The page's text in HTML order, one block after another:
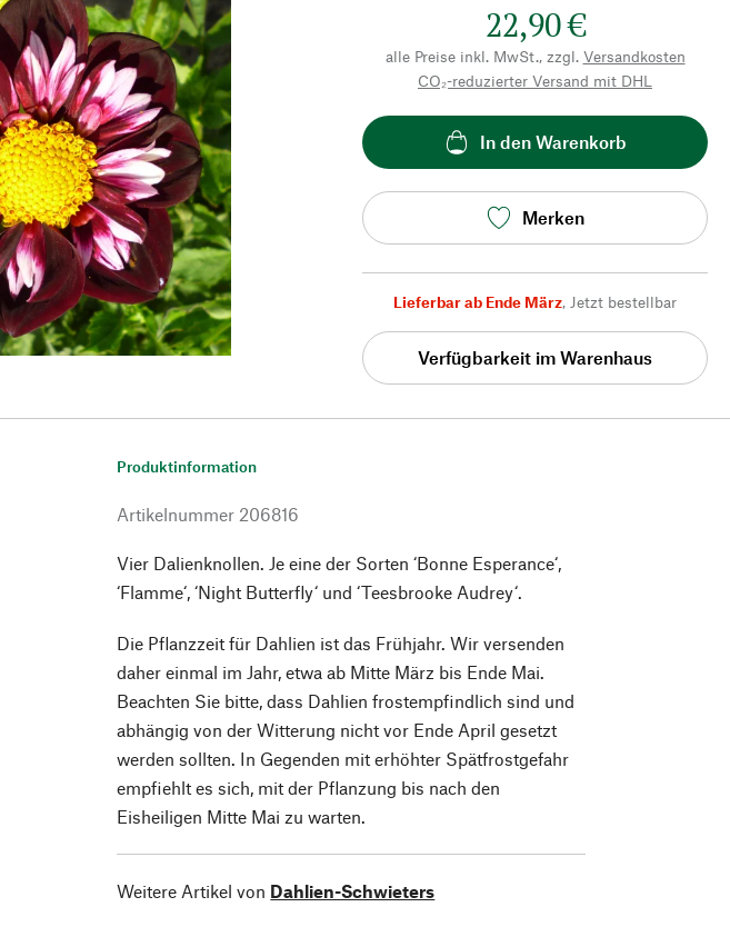
22,90 €
alle Preise inkl. MwSt., zzgl. Versandkosten
CO₂-reduzierter Versand mit DHL
In den Warenkorb
Merken
Lieferbar ab Ende März, Jetzt bestellbar
Verfügbarkeit im Warenhaus
Produktinformation
Artikelnummer 206816
Vier Dalienknollen. Je eine der Sorten ‘Bonne Esperance‘,
‘Flamme‘, ‘Night Butterfly‘ und ‘Teesbrooke Audrey‘.
Die Pflanzzeit für Dahlien ist das Frühjahr. Wir versenden
daher einmal im Jahr, etwa ab Mitte März bis Ende Mai.
Beachten Sie bitte, dass Dahlien frostempfindlich sind und
abhängig von der Witterung nicht vor Ende April gesetzt
werden sollten. In Gegenden mit erhöhter Spätfrostgefahr
empfiehlt es sich, mit der Pflanzung bis nach den
Eisheiligen Mitte Mai zu warten.
Weitere Artikel von Dahlien-Schwieters